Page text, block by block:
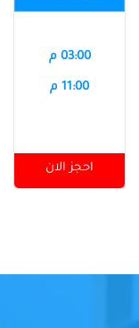
03:00 م
11:00 م
احجز الان